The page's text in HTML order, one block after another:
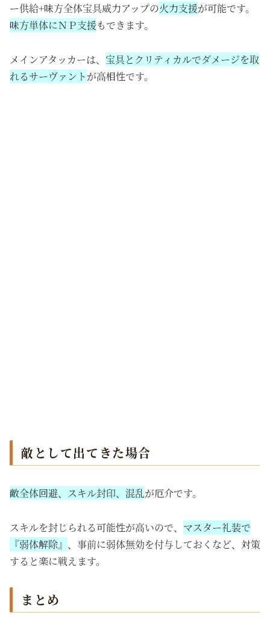
ー供給+味方全体宝具威力アップの火力支援が可能です。
味方単体にＮＰ支援もできます。
メインアタッカーは、 宝具とクリティカルでダメージを取
れるサーヴァントが高相性です。
敵として出てきた場合
敵全体回避、スキル封印、混乱が厄介です。
スキルを封じられる可能性が高いので、 マスター礼装で
『弱体解除』 、事前に弱体無効を付与しておくなど、対策
すると楽に戦えます。
まとめ